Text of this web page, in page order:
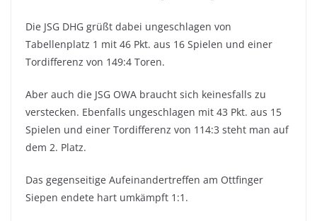
Die JSG DHG grüßt dabei ungeschlagen von
Tabellenplatz 1 mit 46 Pkt. aus 16 Spielen und einer
Tordifferenz von 149:4 Toren.
Aber auch die JSG OWA braucht sich keinesfalls zu
verstecken. Ebenfalls ungeschlagen mit 43 Pkt. aus 15
Spielen und einer Tordifferenz von 114:3 steht man auf
dem 2. Platz.
Das gegenseitige Aufeinandertreffen am Ottfinger
Siepen endete hart umkämpft 1:1.